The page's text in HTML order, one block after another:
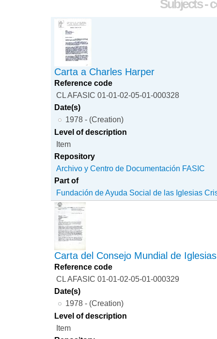
Subjects -
Carta a Charles Harper
Reference code
CL AFASIC 01-01-02-05-01-000328
Date(s)
1978 - (Creation)
Level of description
Item
Repository
Archivo y Centro de Documentación FASIC
Part of
Fundación de Ayuda Social de las Iglesias
Carta del Consejo Mundial de Iglesias
Reference code
CL AFASIC 01-01-02-05-01-000329
Date(s)
1978 - (Creation)
Level of description
Item